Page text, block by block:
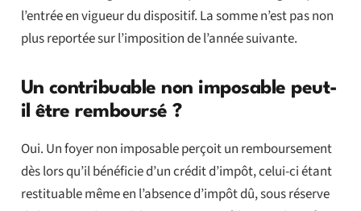
l’entrée en vigueur du dispositif. La somme n’est pas non
plus reportée sur l’imposition de l’année suivante.
Un contribuable non imposable peut-
il être remboursé ?
Oui. Un foyer non imposable perçoit un remboursement
dès lors qu’il bénéficie d’un crédit d’impôt, celui-ci étant
restituable même en l’absence d’impôt dû, sous réserve